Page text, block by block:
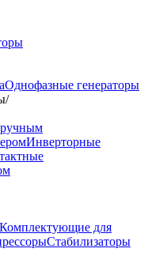
Однофазные генераторы
/
ручным
Инверторные
Комплектующие для
Стабилизаторы